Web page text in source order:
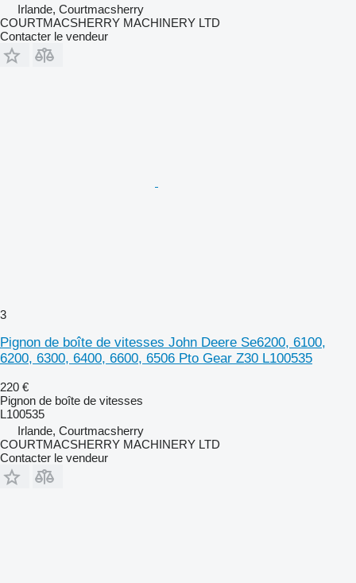
Irlande, Courtmacsherry
COURTMACSHERRY MACHINERY LTD
Contacter le vendeur
3
Pignon de boîte de vitesses John Deere Se6200, 6100,
6200, 6300, 6400, 6600, 6506 Pto Gear Z30 L100535
220 €
Pignon de boîte de vitesses
L100535
Irlande, Courtmacsherry
COURTMACSHERRY MACHINERY LTD
Contacter le vendeur